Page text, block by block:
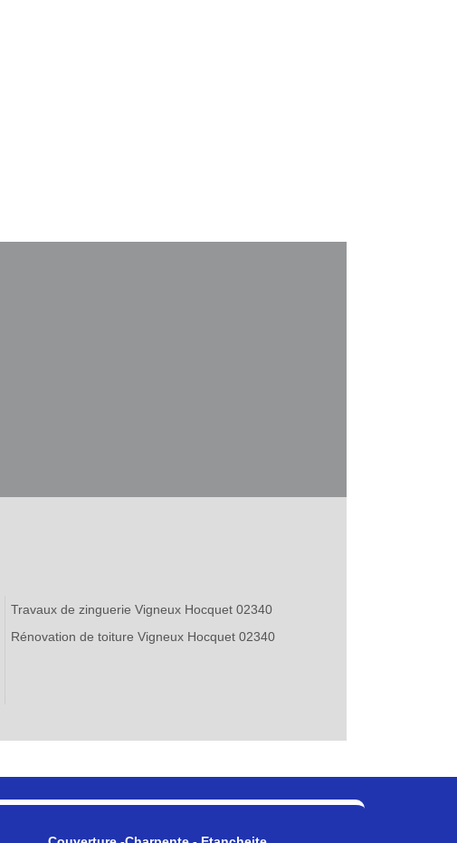
Travaux de zinguerie Vigneux Hocquet 02340
Rénovation de toiture Vigneux Hocquet 02340